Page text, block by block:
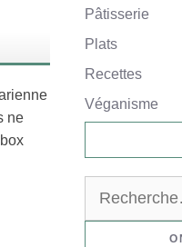
ne
Pâtisserie
Plats
Recettes
Véganisme